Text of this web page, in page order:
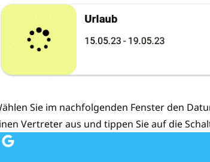
Sie im nachfolgenden Fenster den
Vertreter aus und tippen Sie auf die